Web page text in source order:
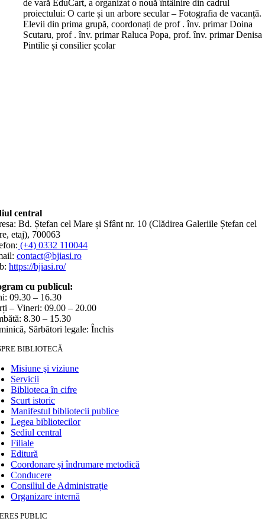
de vară EduCart, a organizat o nouă întâlnire din cadrul
proiectului: O carte și un arbore secular – Fotografia de vacanță.
Elevii din prima grupă, coordonați de prof . înv. primar Doina
Scutaru, prof . înv. primar Raluca Popa, prof. înv. primar Denisa
Pintilie și consilier școlar
central
Bd. Ștefan cel Mare și Sfânt nr. 10 (Clădirea Galeriile Ștefan cel
etaj), 700063
(+4) 0332 110044
contact@bjiasi.ro
https://bjiasi.ro/
cu publicul:
09.30 – 16.30
– Vineri: 09.00 – 20.00
8.30 – 15.30
Sărbători legale: Închis
BIBLIOTECĂ
Misiune şi viziune
Servicii
Biblioteca în cifre
Scurt istoric
Manifestul bibliotecii publice
Legea bibliotecilor
Sediul central
Filiale
Editură
Coordonare și îndrumare metodică
Conducere
Consiliul de Administrație
Organizare internă
PUBLIC